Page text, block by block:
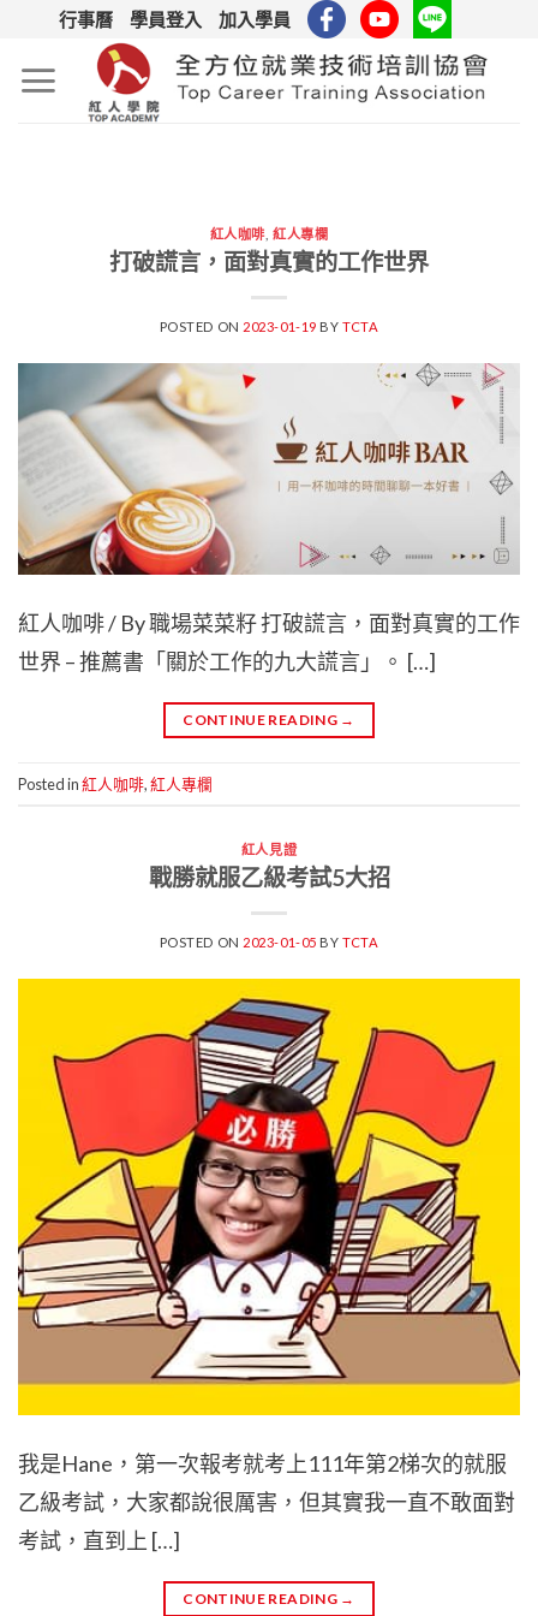
content
行事曆 學員登入 加入學員
紅人咖啡,紅人專欄
打破謊言，面對真實的工作世界
POSTED ON 2023-01-19 BYTCTA
紅人咖啡 / By 職場菜菜籽 打破謊言，面對真實的工作
世界 – 推薦書「關於工作的九大謊言」。 […]
CONTINUE READING →
Posted in紅人咖啡,紅人專欄
紅人見證
戰勝就服乙級考試5大招
POSTED ON 2023-01-05 BYTCTA
我是Hane，第一次報考就考上111年第2梯次的就服
乙級考試，大家都說很厲害，但其實我一直不敢面對
考試，直到上 […]
CONTINUE READING →